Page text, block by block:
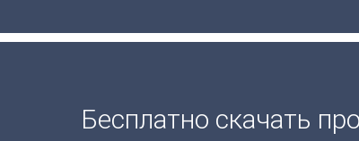
Бесплатно скачать